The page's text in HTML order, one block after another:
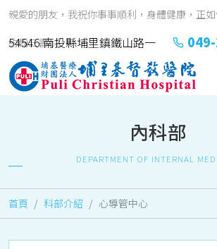
親愛的朋友，我祝你事事順利，身體健康，正
約翰三書1:2
54546 南投縣埔里鎮鐵山路一
號
內科部
DEPARTMENT OF INTERNAL
首頁 科部介紹 心導管中心